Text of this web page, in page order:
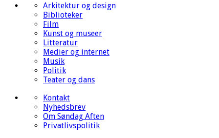
Arkitektur og design
Biblioteker
Film
Kunst og museer
Litteratur
Medier og internet
Musik
Politik
Teater og dans
Kontakt
Nyhedsbrev
Om Søndag Aften
Privatlivspolitik